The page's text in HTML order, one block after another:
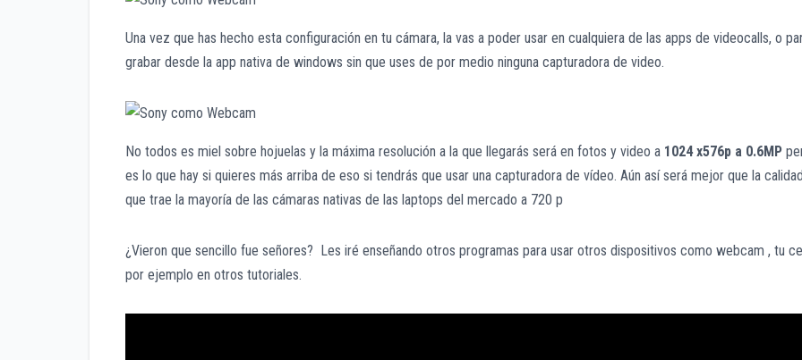
Una vez que has hecho esta configuración en tu cámara, la vas a poder usar en cualquiera de las apps de videocalls, o
grabar desde la app nativa de windows sin que uses de por medio ninguna capturadora de video.
No todos es miel sobre hojuelas y la máxima resolución a la que llegarás será en fotos y video a 1024 x576p a 0.6MP
es lo que hay si quieres más arriba de eso si tendrás que usar una capturadora de vídeo. Aún así será mejor que la
que trae la mayoría de las cámaras nativas de las laptops del mercado a 720 p
¿Vieron que sencillo fue señores? Les iré enseñando otros programas para usar otros dispositivos como webcam , tu
por ejemplo en otros tutoriales.